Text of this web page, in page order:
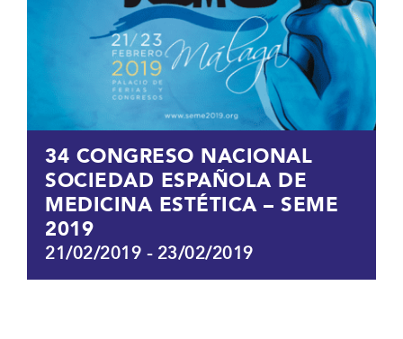
34 CONGRESO NACIONAL
SOCIEDAD ESPAÑOLA DE
MEDICINA ESTÉTICA – SEME
2019
21/02/2019 - 23/02/2019